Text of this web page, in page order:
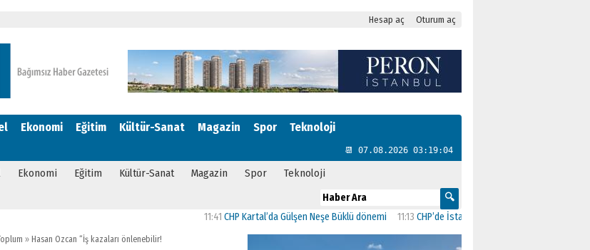
Hesap aç Oturum aç
Ekonomi Eğitim Kültür-Sanat Magazin Spor Teknoloji
📆 07.08.2026 03:19:05
Ekonomi Eğitim Kültür-Sanat Magazin Spor Teknoloji
CHP Kartal’da Gülşen Neşe Büklü dönemi 11:13CHP’de İstanbul’daki 23 İlçenin Başkanları Belli Oldu
» Hasan Özcan “İş kazaları önlenebilir!